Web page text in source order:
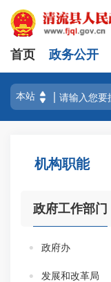
首页 政务公开
机构职能
政府工作部门
政府办
发展和改革局